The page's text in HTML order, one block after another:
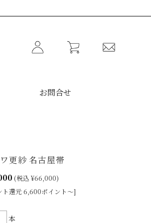
お問合せ
更紗 名古屋帯
(税込 ¥66,000)
ト還元 6,600ポイント～]
本